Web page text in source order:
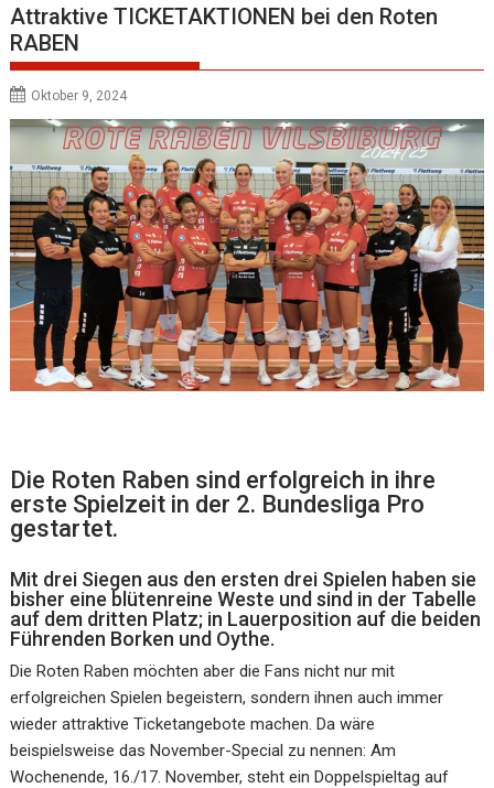
Attraktive TICKETAKTIONEN bei den Roten
RABEN
Oktober 9, 2024
Die Roten Raben sind erfolgreich in ihre
erste Spielzeit in der 2. Bundesliga Pro
gestartet.
Mit drei Siegen aus den ersten drei Spielen haben sie
bisher eine blütenreine Weste und sind in der Tabelle
auf dem dritten Platz; in Lauerposition auf die beiden
Führenden Borken und Oythe.
Die Roten Raben möchten aber die Fans nicht nur mit
erfolgreichen Spielen begeistern, sondern ihnen auch immer
wieder attraktive Ticketangebote machen. Da wäre
beispielsweise das November-Special zu nennen: Am
Wochenende, 16./17. November, steht ein Doppelspieltag auf